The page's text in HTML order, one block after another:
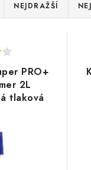
NEJDRAŽŠÍ
PRO+
2L
tlaková